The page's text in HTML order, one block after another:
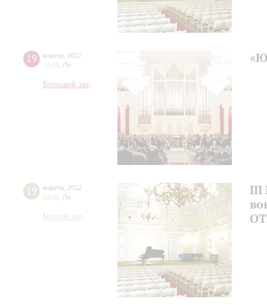
19 марта
2012
19:00 Пн
Большой зал
19 марта
2012
19:00 Пн
Малый зал
III